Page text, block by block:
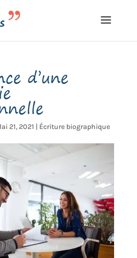
d’une
21, 2021 | Écriture biographique